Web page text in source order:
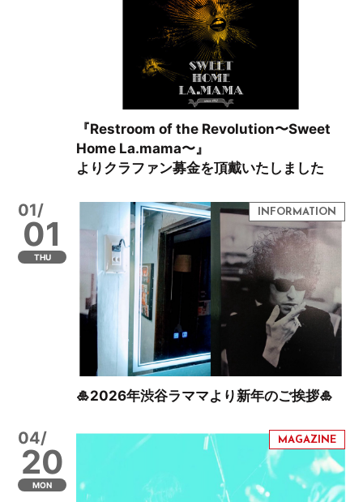
『Restroom of the Revolution〜Sweet
Home La.mama〜』
よりクラファン募金を頂戴いたしました
01/
01
THU
🎍2026年渋谷ラママより新年のご挨拶🎍
04/
20
MON